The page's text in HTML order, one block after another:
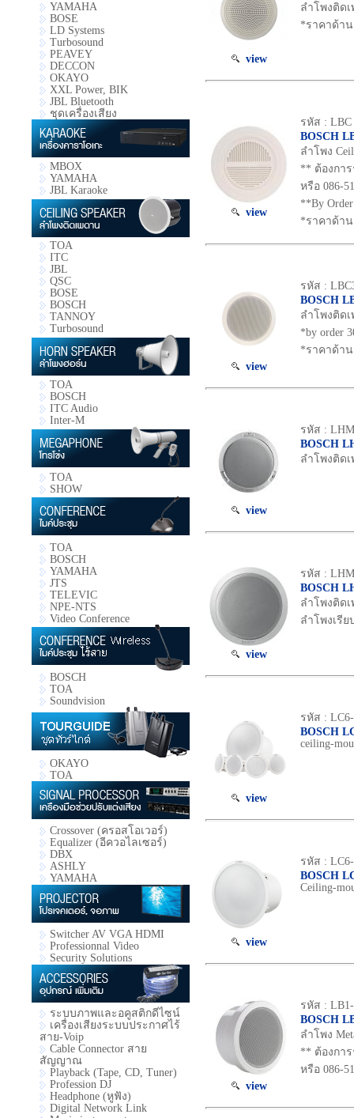
YAMAHA
BOSE
LD Systems
Turbosound
PEAVEY
DECCON
OKAYO
XXL Power, BIK
JBL Bluetooth
ชุดเครื่องเสียง
MBOX
YAMAHA
JBL Karaoke
TOA
ITC
JBL
QSC
BOSE
BOSCH
TANNOY
Turbosound
TOA
BOSCH
ITC Audio
Inter-M
TOA
SHOW
TOA
BOSCH
YAMAHA
JTS
TELEVIC
NPE-NTS
Video Conference
BOSCH
TOA
Soundvision
OKAYO
TOA
Crossover (ครอสโอเวอร์)
Equalizer (อีควอไลเซอร์)
DBX
ASHLY
YAMAHA
Switcher AV VGA HDMI
Professionnal Video
Security Solutions
ระบบภาพและอคูสติกดีไซน์
เครื่องเสียงระบบประกาศไร้
สาย-Voip
Cable Connector สาย
สัญญาณ
Playback (Tape, CD, Tuner)
Profession DJ
Headphone (หูฟัง)
Digital Network Link
view
ลำโพงติดเ
*ราคาด้า
view
รหัส : LBC
BOSCH
ลำโพง
** ต้องกา
หรือ 086-
**By
*ราคาด้า
view
รหัส :
BOSCH
ลำโพงติดเ
*by order
*ราคาด้า
view
รหัส :
BOSCH
ลำโพงติดเ
view
รหัส :
BOSCH
ลำโพงติดเ
ลำโพงเรีย
view
รหัส :
BOSCH
ceiling-
view
รหัส :
BOSCH
Ceiling-
view
รหัส :
BOSCH
ลำโพง
** ต้องกา
หรือ 086-